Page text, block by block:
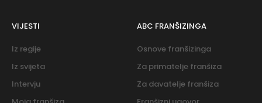
VIJESTI
Iz regije
Iz svijeta
Intervju
ABC FRANŠIZINGA
Osnove franšizinga
Za primatelje franšiza
Za davatelje franšiza